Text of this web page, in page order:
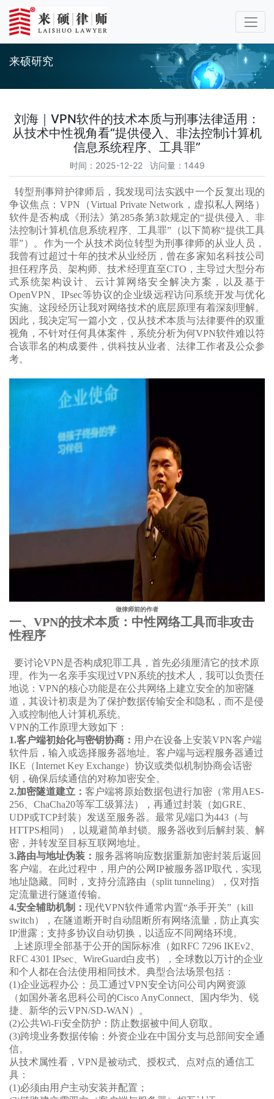
来硕研究
刘海｜VPN软件的技术本质与刑事法律适用：
从技术中性视角看“提供侵入、非法控制计算机
信息系统程序、工具罪”
时间：2025-12-22 访问量：1449
转型刑事辩护律师后，我发现司法实践中一个反复出现的
争议焦点：VPN（Virtual Private Network，虚拟私人网络）
软件是否构成《刑法》第285条第3款规定的“提供侵入、非
法控制计算机信息系统程序、工具罪”（以下简称“提供工具
罪”）。作为一个从技术岗位转型为刑事律师的从业人员，
我曾有过超过十年的技术从业经历，曾在多家知名科技公司
担任程序员、架构师、技术经理直至CTO，主导过大型分布
式系统架构设计、云计算网络安全解决方案，以及基于
OpenVPN、IPsec等协议的企业级远程访问系统开发与优化
实施。这段经历让我对网络技术的底层原理有着深刻理解。
因此，我决定写一篇小文，仅从技术本质与法律要件的双重
视角，不针对任何具体案件，系统分析为何VPN软件难以符
合该罪名的构成要件，供科技从业者、法律工作者及公众参
考。
做律师前的作者
一、VPN的技术本质：中性网络工具而非攻击
性程序
要讨论VPN是否构成犯罪工具，首先必须厘清它的技术原
理。作为一名亲手实现过VPN系统的技术人，我可以负责任
地说：VPN的核心功能是在公共网络上建立安全的加密隧
道，其设计初衷是为了保护数据传输安全和隐私，而不是侵
入或控制他人计算机系统。
VPN的工作原理大致如下：
1.客户端初始化与密钥协商： 用户在设备上安装VPN客户端
软件后，输入或选择服务器地址。客户端与远程服务器通过
IKE（Internet Key Exchange）协议或类似机制协商会话密
钥，确保后续通信的对称加密安全。
2.加密隧道建立： 客户端将原始数据包进行加密（常用AES-
256、ChaCha20等军工级算法），再通过封装（如GRE、
UDP或TCP封装）发送至服务器。最常见端口为443（与
HTTPS相同），以规避简单封锁。服务器收到后解封装、解
密，并转发至目标互联网地址。
3.路由与地址伪装： 服务器将响应数据重新加密封装后返回
客户端。在此过程中，用户的公网IP被服务器IP取代，实现
地址隐藏。同时，支持分流路由（split tunneling），仅对指
定流量进行隧道传输。
4.安全辅助机制： 现代VPN软件通常内置“杀手开关”（kill
switch），在隧道断开时自动阻断所有网络流量，防止真实
IP泄露；支持多协议自动切换，以适应不同网络环境。
上述原理全部基于公开的国际标准（如RFC 7296 IKEv2、
RFC 4301 IPsec、WireGuard白皮书），全球数以万计的企业
和个人都在合法使用相同技术。典型合法场景包括：
(1)企业远程办公：员工通过VPN安全访问公司内网资源
（如国外著名思科公司的Cisco AnyConnect、 国内华为、锐
捷、新华的云VPN/SD-WAN）。
(2)公共Wi-Fi安全防护：防止数据被中间人窃取。
(3)跨境业务数据传输：外资企业在中国分支与总部间安全通
信。
从技术属性看，VPN是被动式、授权式、点对点的通信工
具：
(1)必须由用户主动安装并配置；